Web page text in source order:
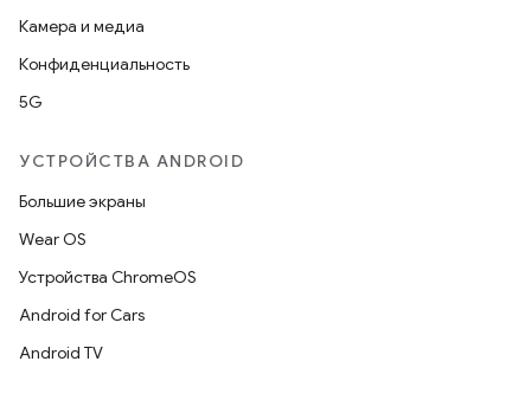
Камера и медиа
Конфиденциальность
5G
УСТРОЙСТВА ANDROID
Большие экраны
Wear OS
Устройства ChromeOS
Android for Cars
Android TV